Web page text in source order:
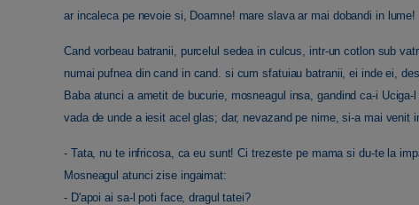
ar incaleca pe nevoie si, Doamne! mare slava ar mai dobandi in lume!
Cand vorbeau batranii, purcelul sedea in culcus, intr-un cotlon sub
numai pufnea din cand in cand. si cum sfatuiau batranii, ei inde ei,
Baba atunci a ametit de bucurie, mosneagul insa, gandind ca-i
vada de unde a iesit acel glas; dar, nevazand pe nime, si-a mai venit
- Tata, nu te infricosa, ca eu sunt! Ci trezeste pe mama si du-te la
Mosneagul atunci zise ingaimat:
- D'apoi ai sa-l poti face, dragul tatei?